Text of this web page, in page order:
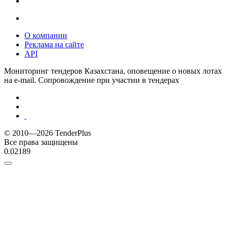
О компании
Реклама на сайте
API
Мониторинг тендеров Казахстана, оповещение о новых лотах
на e-mail. Сопровождение при участии в тендерах
© 2010—2026 TenderPlus
Все права защищены
0.02189